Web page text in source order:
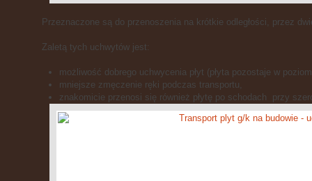
Przeznaczone są do przenoszenia na krótkie odległości, przez
Zaletą tych uchwytów jest:
możliwość dobrego uchwycenia płyt (płyta pozostaje w
mniejsze zmęczenie ręki podczas transportu,
znakomicie przenosi się również płytę po schodach przy